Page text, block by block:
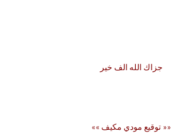
جزاك الله الف خير
«« توقيع مودي مكيف »»